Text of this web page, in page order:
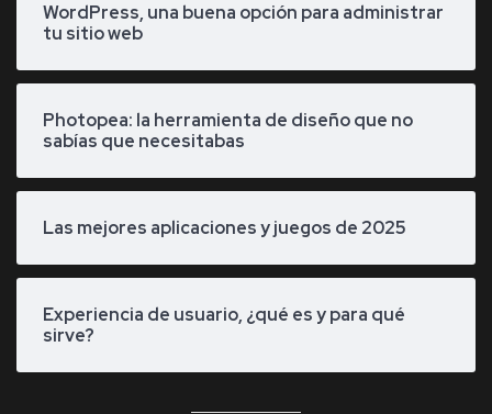
WordPress, una buena opción para administrar
tu sitio web
Photopea: la herramienta de diseño que no
sabías que necesitabas
Las mejores aplicaciones y juegos de 2025
Experiencia de usuario, ¿qué es y para qué
sirve?